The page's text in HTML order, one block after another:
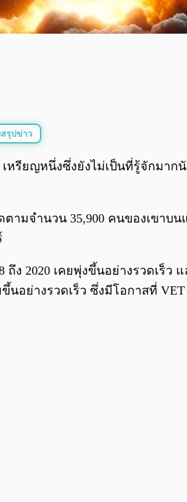
รุปข่าว
เหรียญหนึ่งซึ่งยังไม่เป็นที่รู้จักมา
ามจำนวน 35,900 คนของเขาบ
ถึง 2020 เคยพุ่งขึ้นอย่างรวดเ
อย่างรวดเร็ว ซึ่งมีโอกาสที่